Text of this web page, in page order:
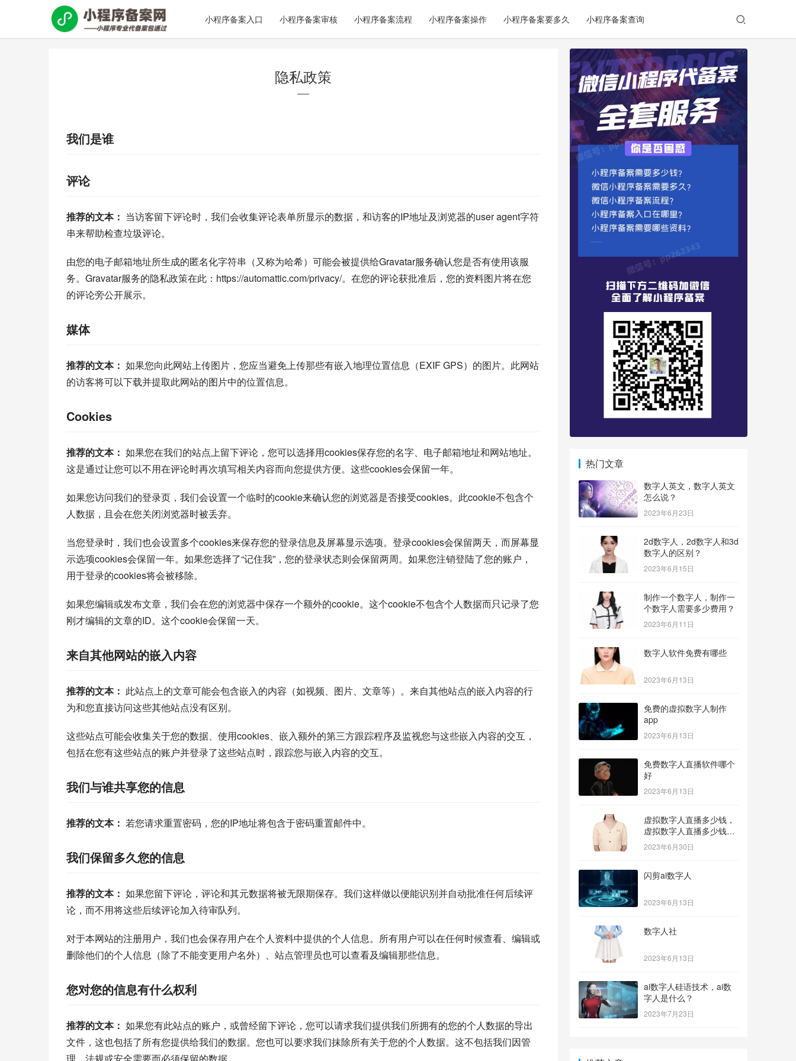
小程序备案入口 小程序备案审核 小程序备案流程 小程序备案操作 小程序备案要多久 小程序备案查询
隐私政策
我们是谁
评论
推荐的文本： 当访客留下评论时，我们会收集评论表单所显示的数据，和访客的IP地址及浏览器的user agent字符
串来帮助检查垃圾评论。
由您的电子邮箱地址所生成的匿名化字符串（又称为哈希）可能会被提供给Gravatar服务确认您是否有使用该服
务。Gravatar服务的隐私政策在此：https://automattic.com/privacy/。在您的评论获批准后，您的资料图片将在您
的评论旁公开展示。
媒体
推荐的文本： 如果您向此网站上传图片，您应当避免上传那些有嵌入地理位置信息（EXIF GPS）的图片。此网站
的访客将可以下载并提取此网站的图片中的位置信息。
Cookies
推荐的文本： 如果您在我们的站点上留下评论，您可以选择用cookies保存您的名字、电子邮箱地址和网站地址。
这是通过让您可以不用在评论时再次填写相关内容而向您提供方便。这些cookies会保留一年。
如果您访问我们的登录页，我们会设置一个临时的cookie来确认您的浏览器是否接受cookies。此cookie不包含个
人数据，且会在您关闭浏览器时被丢弃。
当您登录时，我们也会设置多个cookies来保存您的登录信息及屏幕显示选项。登录cookies会保留两天，而屏幕显
示选项cookies会保留一年。如果您选择了“记住我”，您的登录状态则会保留两周。如果您注销登陆了您的账户，
用于登录的cookies将会被移除。
如果您编辑或发布文章，我们会在您的浏览器中保存一个额外的cookie。这个cookie不包含个人数据而只记录了您
刚才编辑的文章的ID。这个cookie会保留一天。
来自其他网站的嵌入内容
推荐的文本： 此站点上的文章可能会包含嵌入的内容（如视频、图片、文章等）。来自其他站点的嵌入内容的行
为和您直接访问这些其他站点没有区别。
这些站点可能会收集关于您的数据、使用cookies、嵌入额外的第三方跟踪程序及监视您与这些嵌入内容的交互，
包括在您有这些站点的账户并登录了这些站点时，跟踪您与嵌入内容的交互。
我们与谁共享您的信息
推荐的文本： 若您请求重置密码，您的IP地址将包含于密码重置邮件中。
我们保留多久您的信息
推荐的文本： 如果您留下评论，评论和其元数据将被无限期保存。我们这样做以便能识别并自动批准任何后续评
论，而不用将这些后续评论加入待审队列。
对于本网站的注册用户，我们也会保存用户在个人资料中提供的个人信息。所有用户可以在任何时候查看、编辑或
删除他们的个人信息（除了不能变更用户名外）、站点管理员也可以查看及编辑那些信息。
您对您的信息有什么权利
推荐的文本： 如果您有此站点的账户，或曾经留下评论，您可以请求我们提供我们所拥有的您的个人数据的导出
文件，这也包括了所有您提供给我们的数据。您也可以要求我们抹除所有关于您的个人数据。这不包括我们因管
热门文章
数字人英文，数字人英文
怎么说？
2023年6月23日
2d数字人，2d数字人和3d
数字人的区别？
2023年6月15日
制作一个数字人，制作一
个数字人需要多少费用？
2023年6月11日
数字人软件免费有哪些
2023年6月13日
免费的虚拟数字人制作
app
2023年6月13日
免费数字人直播软件哪个
好
2023年6月13日
虚拟数字人直播多少钱，
虚拟数字人直播多少钱一
个？
2023年6月30日
闪剪ai数字人
2023年6月13日
数字人社
2023年6月13日
ai数字人硅语技术，ai数
字人是什么？
2023年7月23日